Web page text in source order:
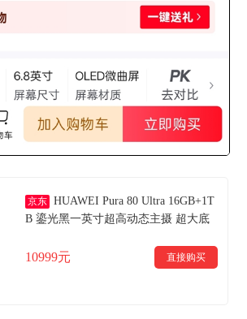
京东 HUAWEI Pura 80 Ultra 16GB+1T
B 鎏光黑一英寸超高动态主摄 超大底
10999元 直接购买